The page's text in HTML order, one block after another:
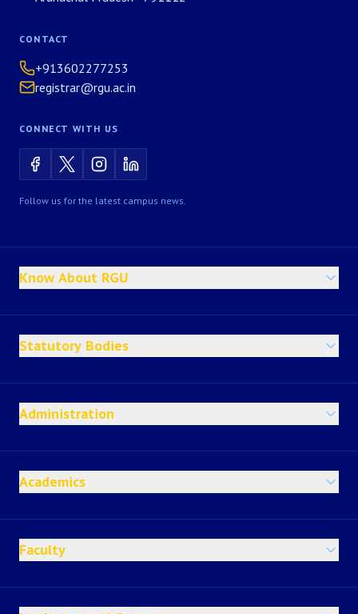
CONTACT
+913602277253
registrar@rgu.ac.in
CONNECT WITH US
Follow us for the latest campus news.
Know About RGU
Statutory Bodies
Administration
Academics
Faculty